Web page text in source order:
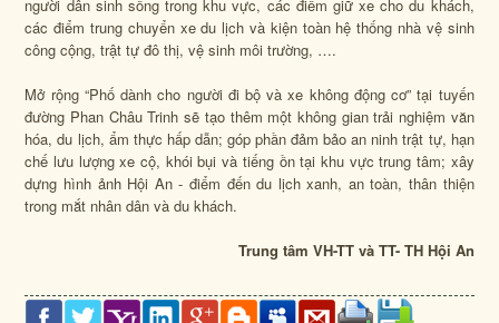
người dân sinh sống trong khu vực, các điểm giữ xe cho du khách,
các điểm trung chuyển xe du lịch và kiện toàn hệ thống nhà vệ sinh
công cộng, trật tự đô thị, vệ sinh môi trường, ….
Mở rộng “Phố dành cho người đi bộ và xe không động cơ” tại tuyến
đường Phan Châu Trinh sẽ tạo thêm một không gian trải nghiệm văn
hóa, du lịch, ẩm thực hấp dẫn; góp phần đảm bảo an ninh trật tự, hạn
chế lưu lượng xe cộ, khói bụi và tiếng ồn tại khu vực trung tâm; xây
dựng hình ảnh Hội An - điểm đến du lịch xanh, an toàn, thân thiện
trong mắt nhân dân và du khách.
Trung tâm VH-TT và TT- TH Hội An